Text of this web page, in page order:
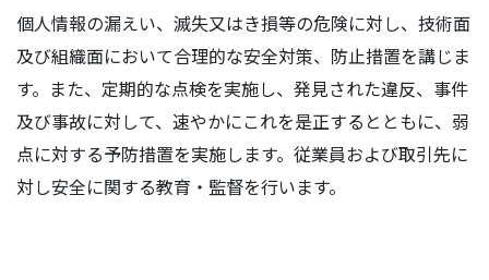
個人情報の漏えい、滅失又はき損等の危険に対し、技術面
及び組織面において合理的な安全対策、防止措置を講じま
す。また、定期的な点検を実施し、発見された違反、事件
及び事故に対して、速やかにこれを是正するとともに、弱
点に対する予防措置を実施します。従業員および取引先に
対し安全に関する教育・監督を行います。